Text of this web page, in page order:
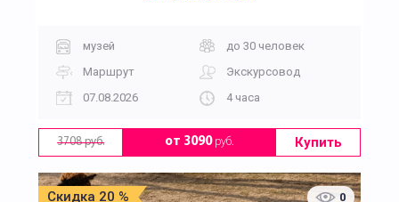
музей
до 30 человек
Маршрут
Экскурсовод
07.08.2026
4 часа
3708 руб. от 3090руб. Купить
Скидка 20 % 0